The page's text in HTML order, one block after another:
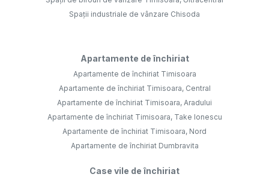
Spații industriale de vânzare Chisoda
Apartamente de închiriat
Apartamente de închiriat Timisoara
Apartamente de închiriat Timisoara, Central
Apartamente de închiriat Timisoara, Aradului
Apartamente de închiriat Timisoara, Take Ionescu
Apartamente de închiriat Timisoara, Nord
Apartamente de închiriat Dumbravita
Case vile de închiriat